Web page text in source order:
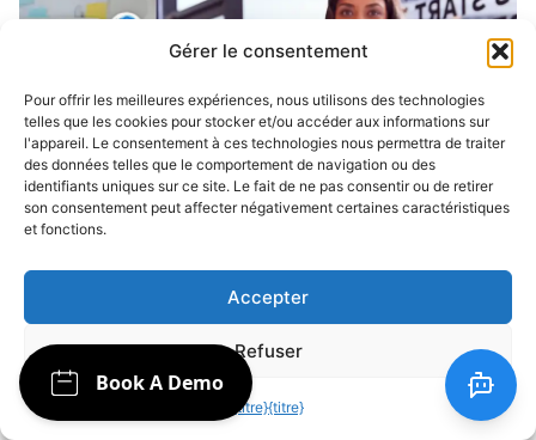
Gérer le consentement
Pour offrir les meilleures expériences, nous utilisons des technologies
telles que les cookies pour stocker et/ou accéder aux informations sur
l'appareil. Le consentement à ces technologies nous permettra de traiter
des données telles que le comportement de navigation ou des
identifiants uniques sur ce site. Le fait de ne pas consentir ou de retirer
son consentement peut affecter négativement certaines caractéristiques
et fonctions.
Accepter
Refuser
{titre}{titre}
AGENCE D'AUTOMATISATION DE L'IA ET
D'ACHAT CHATBOT !